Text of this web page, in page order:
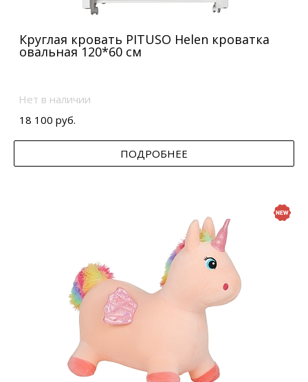
Круглая кровать PITUSO Helen кроватка
овальная 120*60 см
Нет в наличии
18 100 руб.
ПОДРОБНЕЕ